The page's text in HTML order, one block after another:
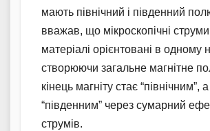
мають північний і південний
вважав, що мікроскопічні
матеріалі орієнтовані в одному
створюючи загальне магнітне
кінець магніту стає “північним”,
“південним” через сумарний
струмів.